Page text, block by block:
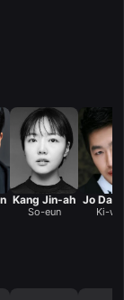
Kang Jin-ah
So-eun
Jo
Ki-